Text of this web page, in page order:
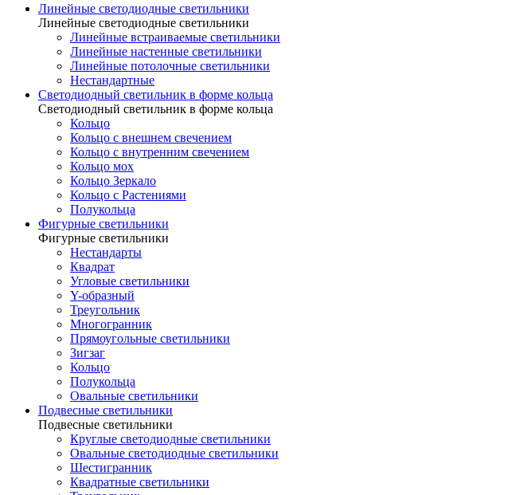
Линейные светодиодные светильники
Линейные светодиодные светильники
Линейные встраиваемые светильники
Линейные настенные светильники
Линейные потолочные светильники
Нестандартные
Светодиодный светильник в форме кольца
Светодиодный светильник в форме кольца
Кольцо
Кольцо с внешнем свечением
Кольцо с внутренним свечением
Кольцо мох
Кольцо Зеркало
Кольцо с Растениями
Полукольца
Фигурные светильники
Фигурные светильники
Нестандарты
Квадрат
Угловые светильники
Y-образный
Треугольник
Многогранник
Прямоугольные светильники
Зигзаг
Кольцо
Полукольца
Овальные светильники
Подвесные светильники
Подвесные светильники
Круглые светодиодные светильники
Овальные светодиодные светильники
Шестигранник
Квадратные светильники